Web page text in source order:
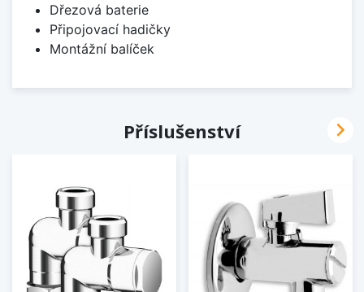
Dřezová baterie
Připojovací hadičky
Montážní balíček
Příslušenství 